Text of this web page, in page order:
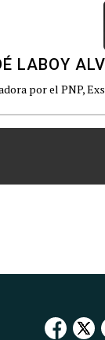
LABOY
por el PNP,